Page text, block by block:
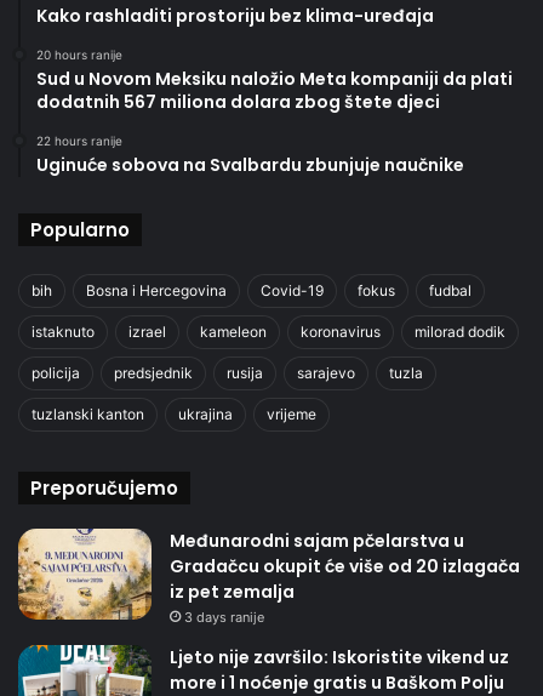
Kako rashladiti prostoriju bez klima-uređaja
20 hours ranije
Sud u Novom Meksiku naložio Meta kompaniji da plati
dodatnih 567 miliona dolara zbog štete djeci
22 hours ranije
Uginuće sobova na Svalbardu zbunjuje naučnike
Popularno
bih Bosna i Hercegovina Covid-19 fokus fudbal
istaknuto izrael kameleon koronavirus milorad dodik
policija predsjednik rusija sarajevo tuzla
tuzlanski kanton ukrajina vrijeme
Preporučujemo
Međunarodni sajam pčelarstva u
Gradačcu okupit će više od 20 izlagača
iz pet zemalja
3 days ranije
Ljeto nije završilo: Iskoristite vikend uz
more i 1 noćenje gratis u Baškom Polju